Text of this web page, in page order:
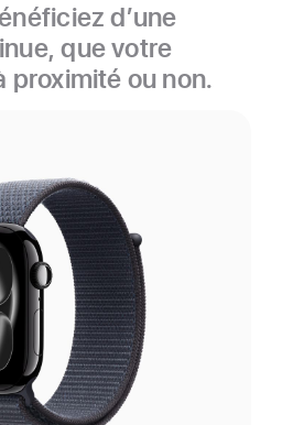
d’une
que votre
proximité ou non.